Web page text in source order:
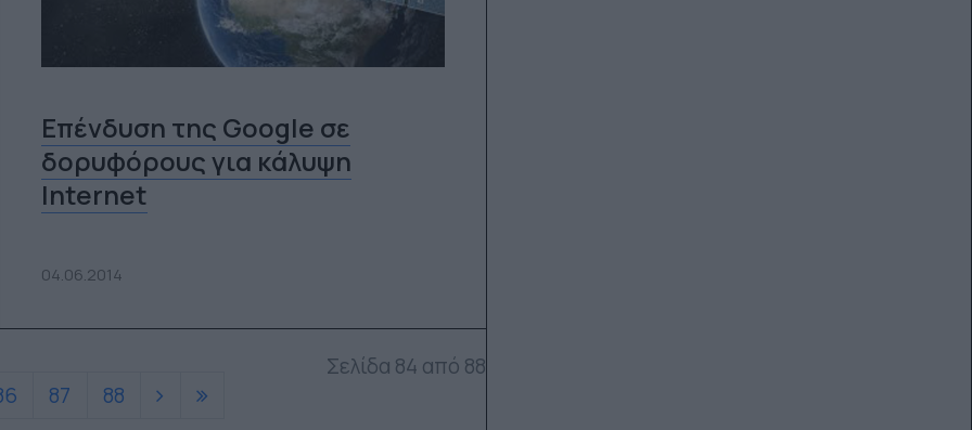
Επένδυση της Google σε
δορυφόρους για κάλυψη
Internet
04.06.2014
Σελίδα 84 από 88
87 88